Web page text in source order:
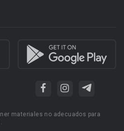
materiales no adecuados para